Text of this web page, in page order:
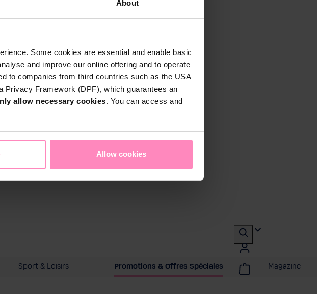
About
Some cookies are essential and enable basic
and improve our online offering and to operate
to companies from third countries such as the USA
Privacy Framework (DPF), which guarantees an
allow necessary cookies. You can access and
Allow cookies
Sport & Loisirs Promotions & Offres Spéciales Magazine